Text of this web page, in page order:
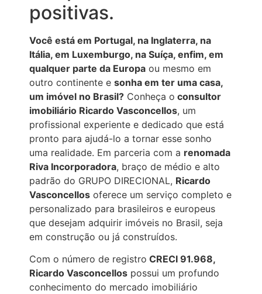
positivas.
Você está em Portugal, na Inglaterra, na
Itália, em Luxemburgo, na Suíça, enfim, em
qualquer parte da Europa ou mesmo em
outro continente e sonha em ter uma casa,
um imóvel no Brasil? Conheça o consultor
imobiliário Ricardo Vasconcellos, um
profissional experiente e dedicado que está
pronto para ajudá-lo a tornar esse sonho
uma realidade. Em parceria com a renomada
Riva Incorporadora, braço de médio e alto
padrão do GRUPO DIRECIONAL, Ricardo
Vasconcellos oferece um serviço completo e
personalizado para brasileiros e europeus
que desejam adquirir imóveis no Brasil, seja
em construção ou já construídos.
Com o número de registro CRECI 91.968,
Ricardo Vasconcellos possui um profundo
conhecimento do mercado imobiliário